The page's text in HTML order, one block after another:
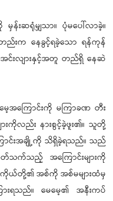
းဆရုံမျှသာ။ ပုံမပေါ်လာခဲ့။
က နေခွင့်ရခဲ့သော ရန်ကုန်
အင်းလျားနှင့်အတူ တည်ရှိ နေဆဲ
ကြောင်းကို မကြာခဏ တီး
းကိုလည်း နားစွင့်ခဲ့ဖူး၏။ သူတို့
ာင်းအချို့ကို သိရှိခဲ့ရသည်။ သည်
တ်သက်သည့် အကြောင်းများကို
ည့် ကိုယ်တို့၏ အစ်ကို အစ်မများထံမှ
ားရသည်။ မေမေ့၏ အနီးကပ်